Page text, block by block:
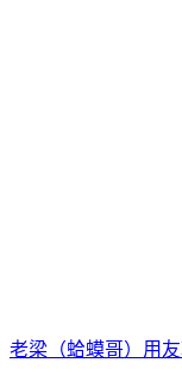
老梁（蛤蟆哥） 用